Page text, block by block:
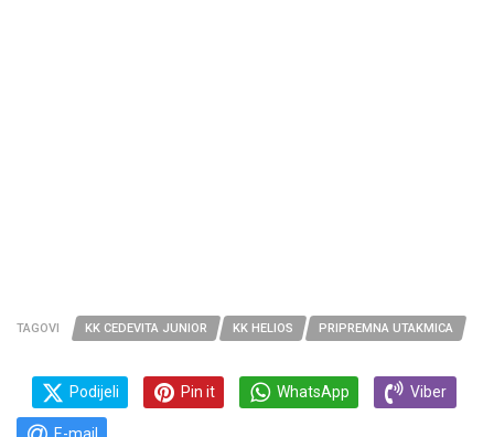
TAGOVI KK CEDEVITA JUNIOR KK HELIOS PRIPREMNA UTAKMICA
Podijeli Pin it WhatsApp Viber